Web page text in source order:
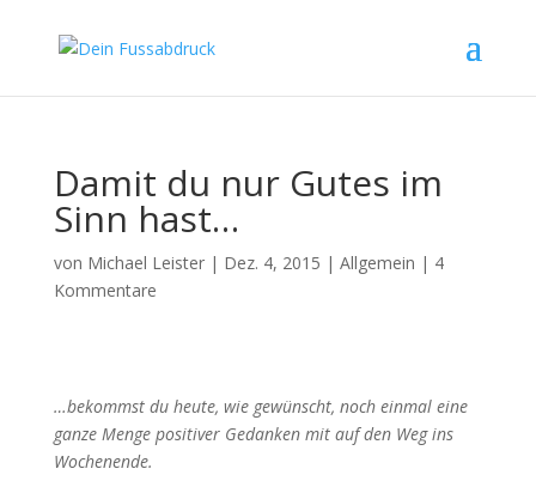
Damit du nur Gutes im
Sinn hast…
von Michael Leister| Dez. 4, 2015 | Allgemein | 4
Kommentare
…bekommst du heute, wie gewünscht, noch einmal eine
ganze Menge positiver Gedanken mit auf den Weg ins
Wochenende.